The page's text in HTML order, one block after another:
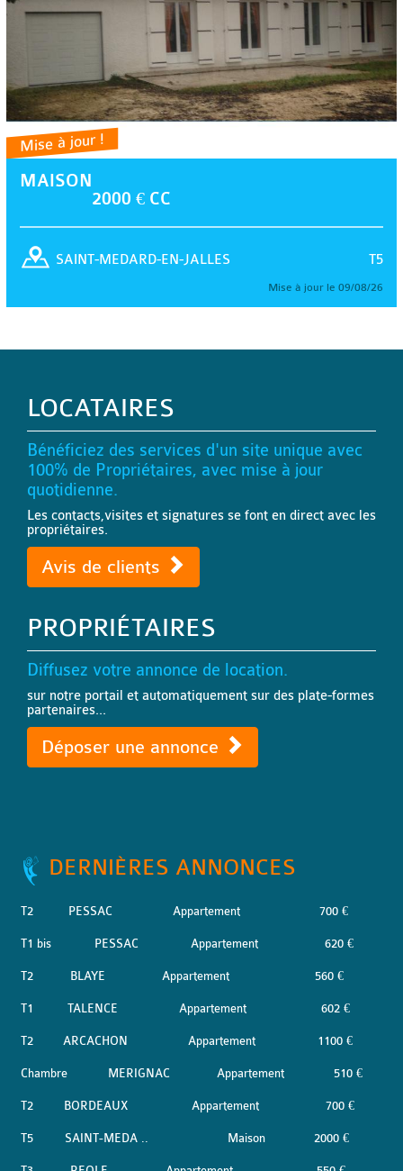
Mise à jour !
MAISON
2000 € CC
T5
SAINT-MEDARD-EN-JALLES
Mise à jour le 09/08/26
LOCATAIRES
Bénéficiez des services d'un site unique avec
100% de Propriétaires, avec mise à jour
quotidienne.
Les contacts,visites et signatures se font en direct avec les
propriétaires.
Avis de clients
PROPRIÉTAIRES
Diffusez votre annonce de location.
sur notre portail et automatiquement sur des plate-formes
partenaires...
Déposer une annonce
DERNIÈRES ANNONCES
T2 PESSAC Appartement 700 €
T1 bis PESSAC Appartement 620 €
T2 BLAYE Appartement 560 €
T1 TALENCE Appartement 602 €
T2 ARCACHON Appartement 1100 €
Chambre MERIGNAC Appartement 510 €
T2 BORDEAUX Appartement 700 €
T5 SAINT-MEDA .. Maison 2000 €